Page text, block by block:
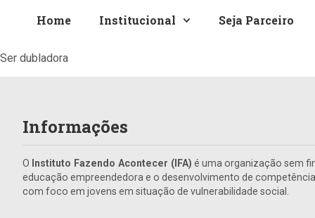
Home Institucional Seja Parceiro
Ser dubladora
Informações
O Instituto Fazendo Acontecer (IFA) é uma organização sem
educação empreendedora e o desenvolvimento de
com foco em jovens em situação de vulnerabilidade social.